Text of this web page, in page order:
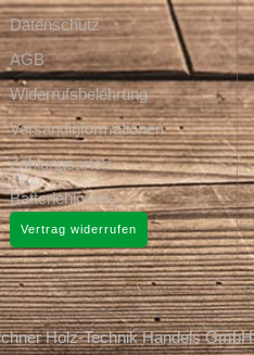
Datenschutz
AGB
Widerrufsbelehrung
Versandinformationen
Zahlungsarten
Batteriehinweis
Vertrag widerrufen
Holz-Technik Handels GmbH